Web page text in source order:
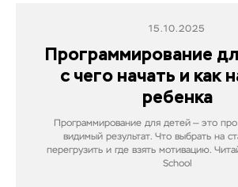
15.10.2025
Программирование
с чего начать и как
ребенка
Программирование для детей — это
видимый результат. Что выбрать на
перегрузить и где взять мотивацию.
School